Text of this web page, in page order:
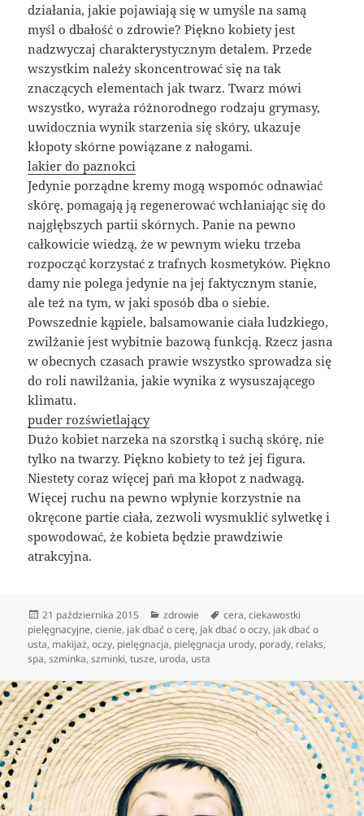
działania, jakie pojawiają się w umyśle na samą
myśl o dbałość o zdrowie? Piękno kobiety jest
nadzwyczaj charakterystycznym detalem. Przede
wszystkim należy skoncentrować się na tak
znaczących elementach jak twarz. Twarz mówi
wszystko, wyraża różnorodnego rodzaju grymasy,
uwidocznia wynik starzenia się skóry, ukazuje
kłopoty skórne powiązane z nałogami.
lakier do paznokci
Jedynie porządne kremy mogą wspomóc odnawiać
skórę, pomagają ją regenerować wchłaniając się do
najgłębszych partii skórnych. Panie na pewno
całkowicie wiedzą, że w pewnym wieku trzeba
rozpocząć korzystać z trafnych kosmetyków. Piękno
damy nie polega jedynie na jej faktycznym stanie,
ale też na tym, w jaki sposób dba o siebie.
Powszednie kąpiele, balsamowanie ciała ludzkiego,
zwilżanie jest wybitnie bazową funkcją. Rzecz jasna
w obecnych czasach prawie wszystko sprowadza się
do roli nawilżania, jakie wynika z wysuszającego
klimatu.
puder rozświetlający
Dużo kobiet narzeka na szorstką i suchą skórę, nie
tylko na twarzy. Piękno kobiety to też jej figura.
Niestety coraz więcej pań ma kłopot z nadwagą.
Więcej ruchu na pewno wpłynie korzystnie na
okręcone partie ciała, zezwoli wysmuklić sylwetkę i
spowodować, że kobieta będzie prawdziwie
atrakcyjna.
Data
publikacji
21 października 2015 Kategorie
zdrowie Tagi
cera,ciekawostki
pielęgnacyjne,cienie, jak dbać o cerę, jak dbać o oczy, jak dbać o
usta, makijaż,oczy, pielęgnacja, pielęgnacja urody, porady, relaks,
spa,szminka,szminki,tusze, uroda, usta